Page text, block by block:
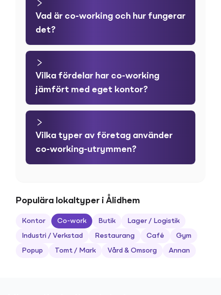
Vad är co-working och hur fungerar
det?
Vilka fördelar har co-working
jämfört med eget kontor?
Vilka typer av företag använder
co-working-utrymmen?
Populära lokaltyper i Ålidhem
Kontor Co-work Butik Lager / Logistik
Industri / Verkstad Restaurang Café Gym
Popup Tomt / Mark Vård & Omsorg Annan